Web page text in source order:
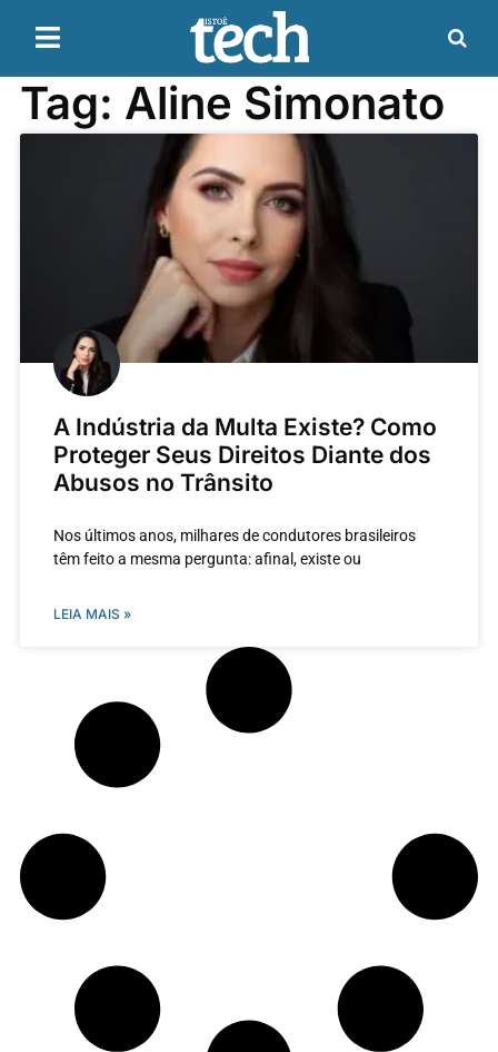
Tag: Aline Simonato
A Indústria da Multa Existe? Como
Proteger Seus Direitos Diante dos
Abusos no Trânsito
Nos últimos anos, milhares de condutores brasileiros
têm feito a mesma pergunta: afinal, existe ou
LEIA MAIS »